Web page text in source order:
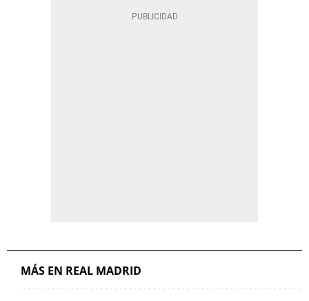
MÁS EN REAL MADRID